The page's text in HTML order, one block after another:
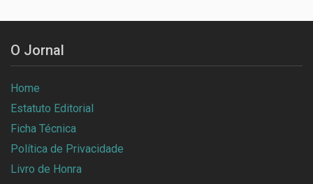
O Jornal
Home
Estatuto Editorial
Ficha Técnica
Política de Privacidade
Livro de Honra